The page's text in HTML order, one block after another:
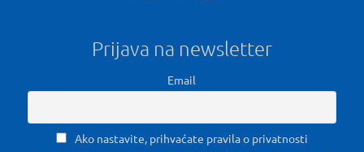
Prijava na newsletter
Email
Ako nastavite, prihvaćate pravila o privatnosti